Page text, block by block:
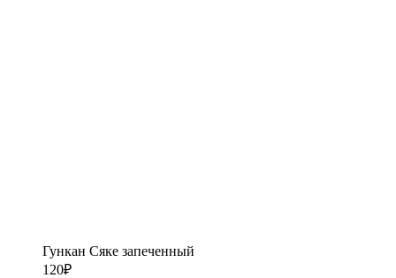
Гункан Сяке запеченный
120₽